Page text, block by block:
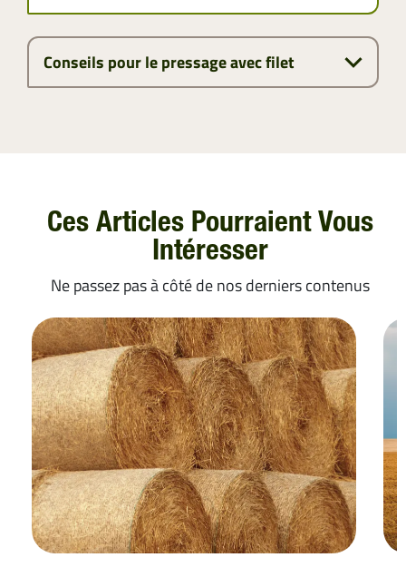
Conseils pour le pressage avec filet
Ces Articles Pourraient Vous
Intéresser
Ne passez pas à côté de nos derniers contenus